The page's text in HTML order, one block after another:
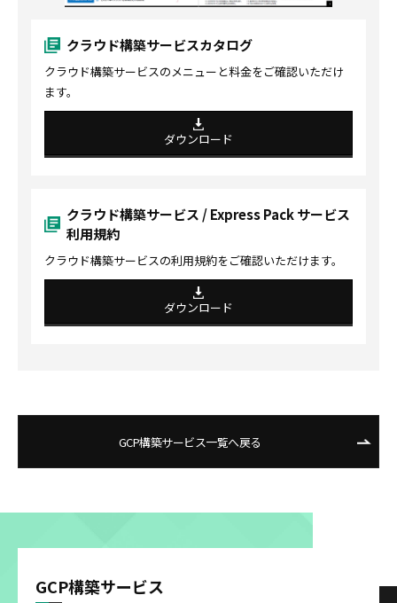
クラウド構築サービスカタログ
クラウド構築サービスのメニューと料金をご確認いただけ
ます。
ダウンロード
クラウド構築サービス / Express Pack サービス
利用規約
クラウド構築サービスの利用規約をご確認いただけます。
ダウンロード
GCP構築サービス一覧へ戻る
GCP構築サービス